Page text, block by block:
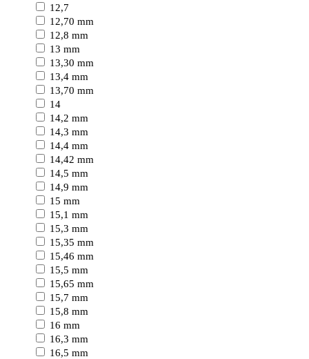
12,7
12,70 mm
12,8 mm
13 mm
13,30 mm
13,4 mm
13,70 mm
14
14,2 mm
14,3 mm
14,4 mm
14,42 mm
14,5 mm
14,9 mm
15 mm
15,1 mm
15,3 mm
15,35 mm
15,46 mm
15,5 mm
15,65 mm
15,7 mm
15,8 mm
16 mm
16,3 mm
16,5 mm